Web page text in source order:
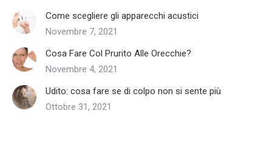
Come scegliere gli apparecchi acustici
Novembre 7, 2021
Cosa Fare Col Prurito Alle Orecchie?
Novembre 4, 2021
Udito: cosa fare se di colpo non si sente più
Ottobre 31, 2021